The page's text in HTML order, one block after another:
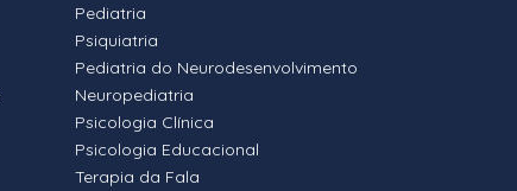
Pediatria
Psiquiatria
Pediatria do Neurodesenvolvimento
Neuropediatria
Psicologia Clínica
Psicologia Educacional
Terapia da Fala